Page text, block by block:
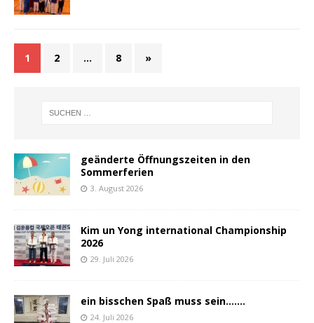
1 2 … 8 »
geänderte Öffnungszeiten in den
Sommerferien
3. August 2026
Kim un Yong international Championship
2026
29. Juli 2026
ein bisschen Spaß muss sein…….
24. Juli 2026